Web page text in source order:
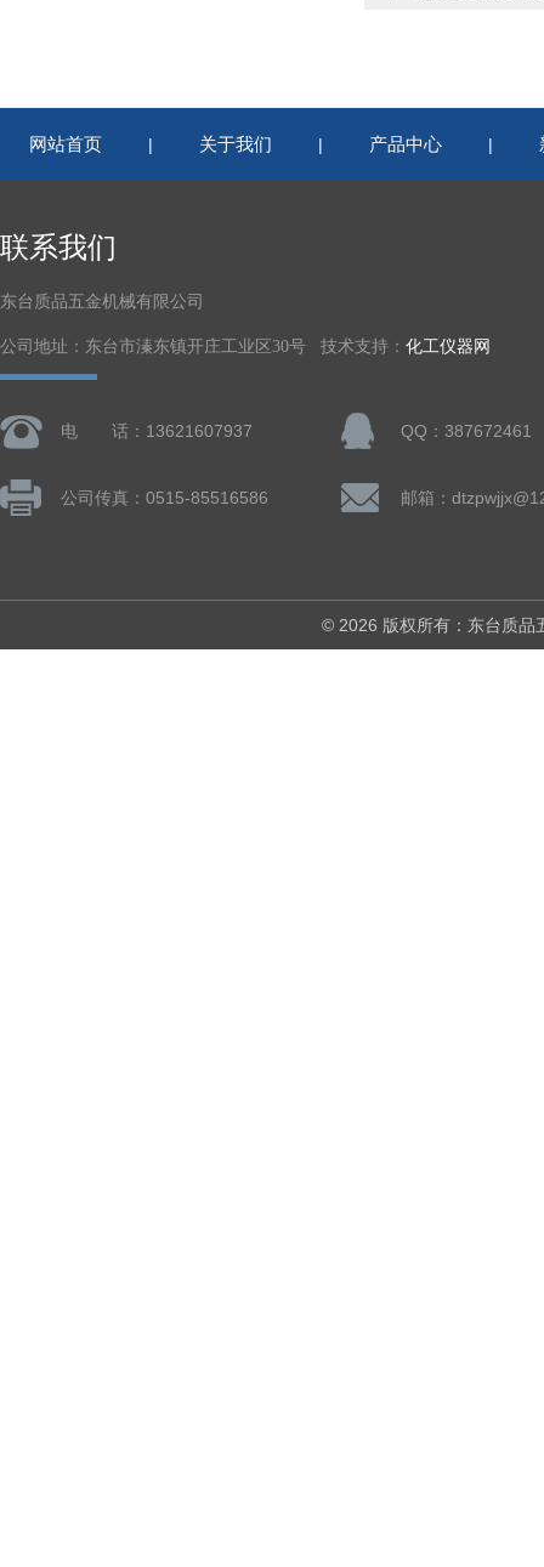
网站首页 | 关于我们 | 产品中心 |
联系我们
东台质品五金机械有限公司
公司地址：东台市溱东镇开庄工业区30号 技术支持： 化工仪器网
电 话：13621607937 QQ：387672461
公司传真：0515-85516586 邮箱：
© 2026 版权所有：东台质